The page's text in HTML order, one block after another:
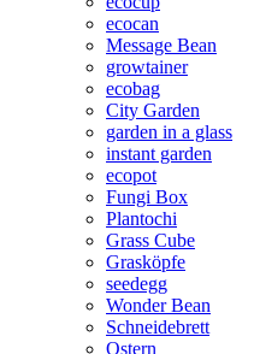
ecocan
Message Bean
growtainer
ecobag
City Garden
garden in a glass
instant garden
ecopot
Fungi Box
Plantochi
Grass Cube
Grasköpfe
seedegg
Wonder Bean
Schneidebrett
Ostern